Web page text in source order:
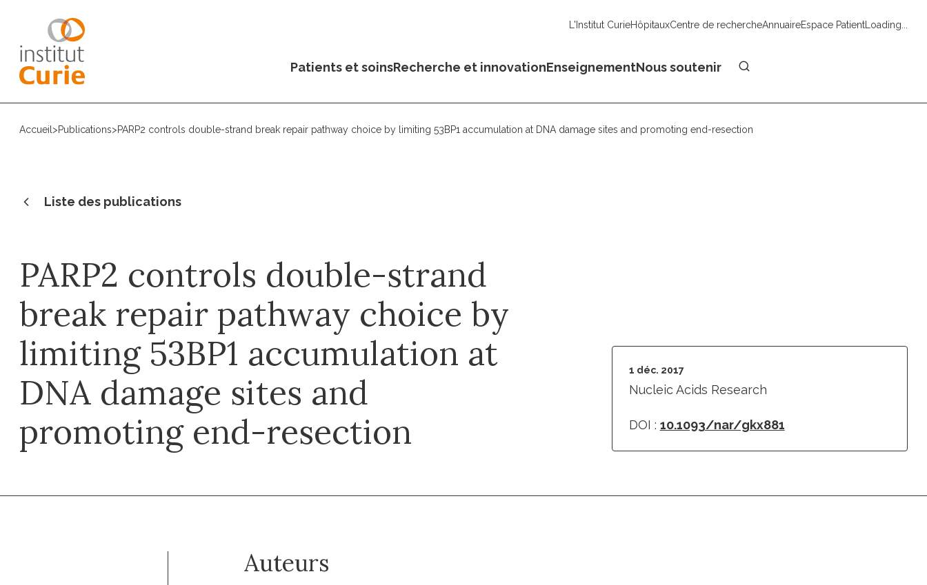
L'Institut CurieHôpitauxCentre de rechercheAnnuaireEspace PatientLoading...
Patients et soinsRecherche et innovationEnseignementNous soutenir
Accueil >Publications>PARP2 controls double-strand break repair pathway choice by limiting 53BP1 accumulation at DNA damage sites and promoting end-resection
Liste des publications
PARP2 controls double-strand
break repair pathway choice by
limiting 53BP1 accumulation at
DNA damage sites and
promoting end-resection
1 déc. 2017
Nucleic Acids Research
DOI : 10.1093/nar/gkx881
Auteurs